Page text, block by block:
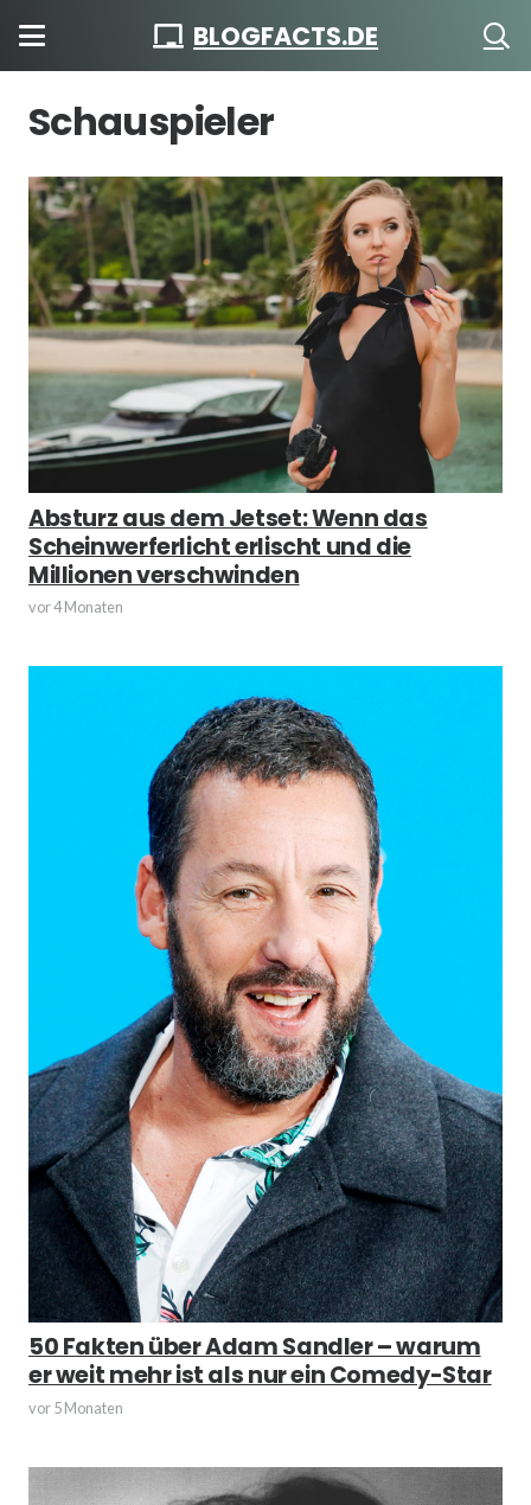
BLOGFACTS.DE
Schauspieler
Absturz aus dem Jetset: Wenn das
Scheinwerferlicht erlischt und die
Millionen verschwinden
vor 4 Monaten
50 Fakten über Adam Sandler – warum
er weit mehr ist als nur ein Comedy-Star
vor 5 Monaten